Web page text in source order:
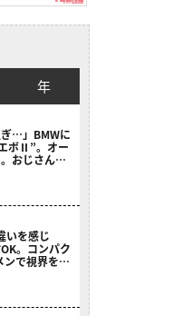
年
ぎ…」BMWに
ボⅡ”。オー
おじさん達
いを感じ
。コンパク
ンで視界を確
ル］